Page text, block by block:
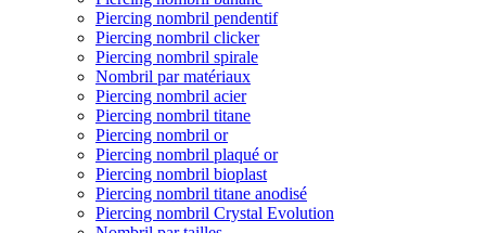
Piercing nombril pendentif
Piercing nombril clicker
Piercing nombril spirale
Nombril par matériaux
Piercing nombril acier
Piercing nombril titane
Piercing nombril or
Piercing nombril plaqué or
Piercing nombril bioplast
Piercing nombril titane anodisé
Piercing nombril Crystal Evolution